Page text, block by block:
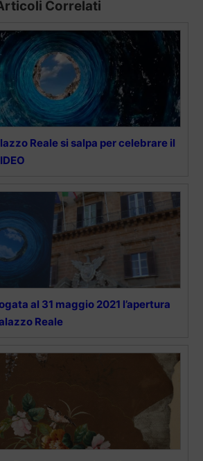
Correlati
Reale si salpa per celebrare il
al 31 maggio 2021 l’apertura
Reale